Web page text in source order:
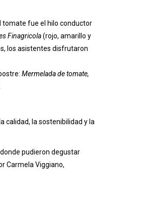
tomate fue el hilo conductor
Finagricola(rojo, amarillo y
los asistentes disfrutaron
Mermelada de tomate,
calidad, la sostenibilidad y la
pudieron degustar
Carmela Viggiano,